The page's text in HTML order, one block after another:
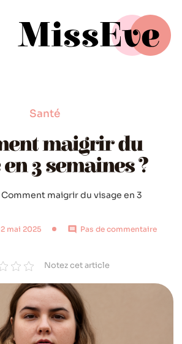
Santé
maigrir du
3 semaines ?
Comment maigrir du visage en 3
mai 2025 Pas de commentaire
Notez cet article